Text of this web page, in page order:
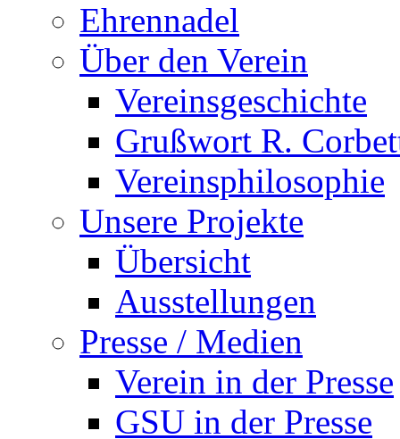
Ehrennadel
Über den Verein
Vereinsgeschichte
Grußwort R.
Vereinsphilosophie
Unsere Projekte
Übersicht
Ausstellungen
Presse / Medien
Verein in der Presse
GSU in der Presse